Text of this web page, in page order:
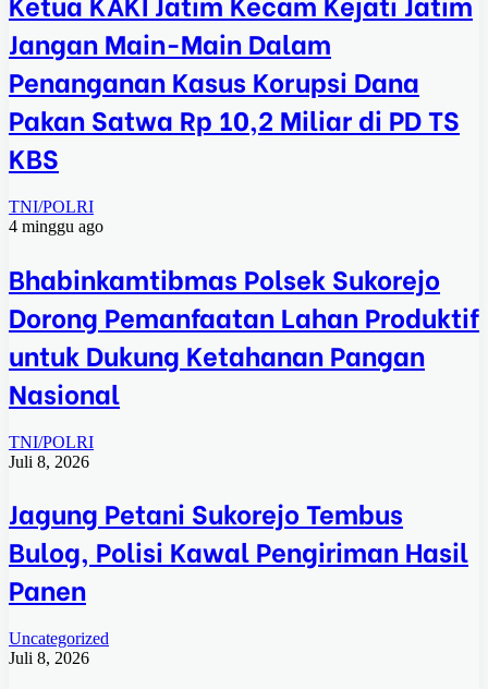
Jangan Main-Main Dalam
Penanganan Kasus Korupsi Dana
Pakan Satwa Rp 10,2 Miliar di PD TS
KBS
TNI/POLRI
4 minggu ago
Bhabinkamtibmas Polsek Sukorejo
Dorong Pemanfaatan Lahan Produktif
untuk Dukung Ketahanan Pangan
Nasional
TNI/POLRI
Juli 8, 2026
Jagung Petani Sukorejo Tembus
Bulog, Polisi Kawal Pengiriman Hasil
Panen
Uncategorized
Juli 8, 2026